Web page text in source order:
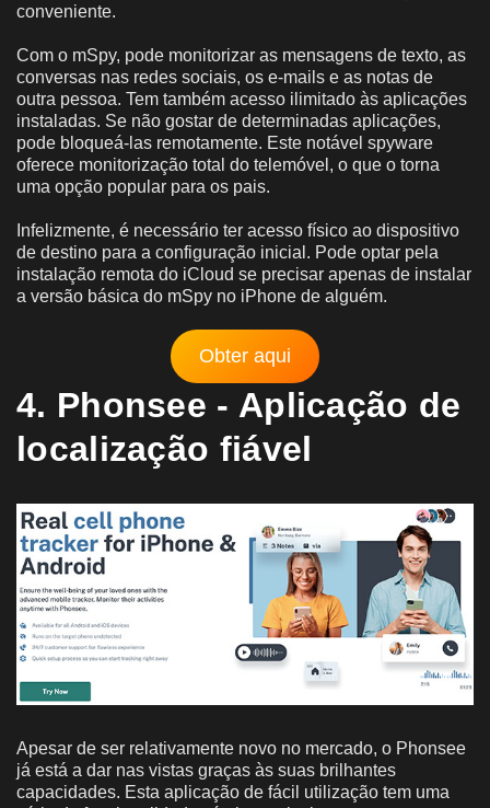
conveniente.
Com o mSpy, pode monitorizar as mensagens de texto, as
conversas nas redes sociais, os e-mails e as notas de
outra pessoa. Tem também acesso ilimitado às aplicações
instaladas. Se não gostar de determinadas aplicações,
pode bloqueá-las remotamente. Este notável spyware
oferece monitorização total do telemóvel, o que o torna
uma opção popular para os pais.
Infelizmente, é necessário ter acesso físico ao dispositivo
de destino para a configuração inicial. Pode optar pela
instalação remota do iCloud se precisar apenas de instalar
a versão básica do mSpy no iPhone de alguém.
Obter aqui
4. Phonsee - Aplicação de
localização fiável
Apesar de ser relativamente novo no mercado, o Phonsee
já está a dar nas vistas graças às suas brilhantes
capacidades. Esta aplicação de fácil utilização tem uma